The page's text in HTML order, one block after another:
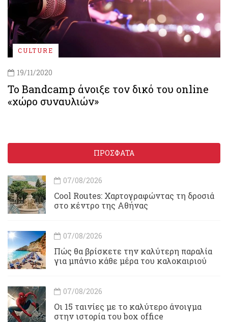
CULTURE
19/11/2020
Το Bandcamp άνοιξε τον δικό του online
«χώρο συναυλιών»
ΠΡΟΣΦΑΤΑ
07/08/2026
Cool Routes: Χαρτογραφώντας τη δροσιά
στο κέντρο της Αθήνας
07/08/2026
Πώς θα βρίσκετε την καλύτερη παραλία
για μπάνιο κάθε μέρα του καλοκαιριού
07/08/2026
Οι 15 ταινίες με το καλύτερο άνοιγμα
στην ιστορία του box office